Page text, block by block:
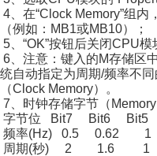
4、在“Clock Memory”组内
（例如：MB1或MB10）；
5、“OK”按钮后关闭CPU
6、注意：键入的M存储区
统自动指定为周期/频率不
（Clock Memory）。
7、时钟存储字节（
字节位 Bit7 Bit6
频率(Hz) 0.5
周期(秒) 2 1.6